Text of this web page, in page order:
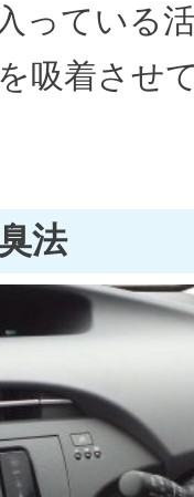
っている
吸着させ
法